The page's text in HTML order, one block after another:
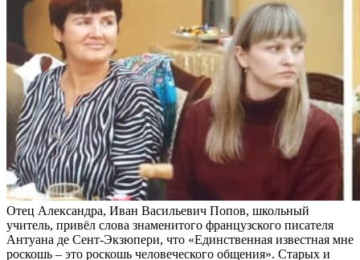
Отец Александра, Иван Васильевич Попов, школьный
учитель, привёл слова знаменитого французского писателя
Антуана де Сент-Экзюпери, что «Единственная известная мне
роскошь – это роскошь человеческого общения». Старых и